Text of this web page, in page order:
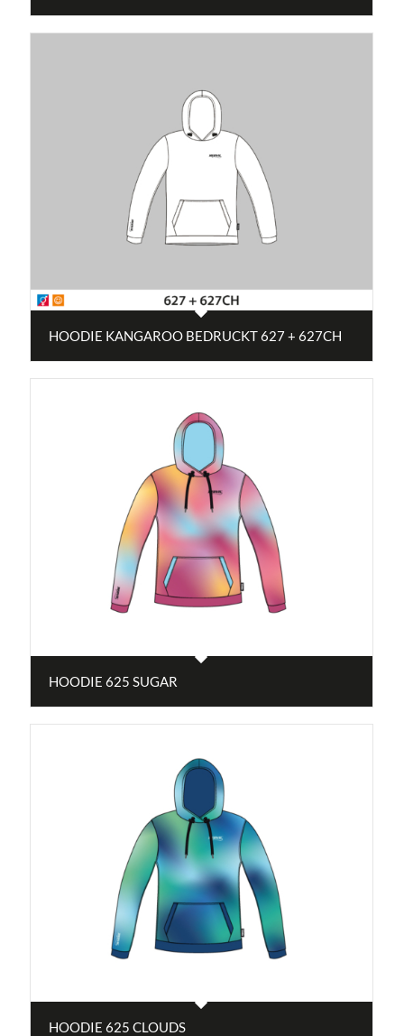
HOODIE KANGAROO BEDRUCKT 627 + 627CH
HOODIE 625 SUGAR
HOODIE 625 CLOUDS